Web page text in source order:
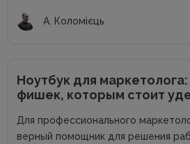
А. Коломієць
Ноутбук для
фишек, которым стоит
Для профессионального
верный помощник для решения